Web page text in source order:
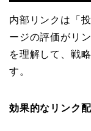
内部リンクは「
ージの評価がリ
を理解して、戦
す。
効果的なリンク